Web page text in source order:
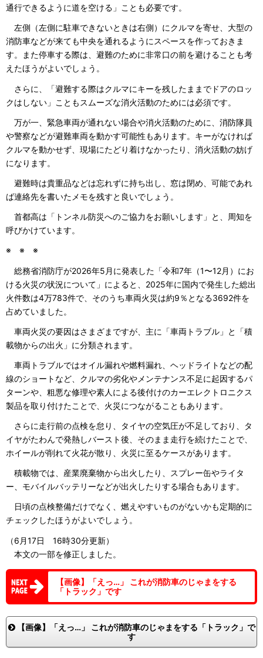
通行できるように道を空ける」ことも必要です。
左側（左側に駐車できないときは右側）にクルマを寄せ、大型の
消防車などが来ても中央を通れるようにスペースを作っておきま
す。また停車する際は、避難のために非常口の前を避けることも考
えたほうがよいでしょう。
さらに、「避難する際はクルマにキーを残したままでドアのロッ
クはしない」こともスムーズな消火活動のためには必須です。
万が一、緊急車両が通れない場合や消火活動のために、消防隊員
や警察などが避難車両を動かす可能性もあります。キーがなければ
クルマを動かせず、現場にたどり着けなかったり、消火活動の妨げ
になります。
避難時は貴重品などは忘れずに持ち出し、窓は閉め、可能であれ
ば連絡先を書いたメモを残すと良いでしょう。
首都高は「トンネル防災へのご協力をお願いします」と、周知を
呼びかけています。
※ ※ ※
総務省消防庁が2026年5月に発表した「令和7年（1〜12月）にお
ける火災の状況について」によると、2025年に国内で発生した総出
火件数は4万783件で、そのうち車両火災は約9％となる3692件を
占めていました。
車両火災の要因はさまざまですが、主に「車両トラブル」と「積
載物からの出火」に分類されます。
車両トラブルではオイル漏れや燃料漏れ、ヘッドライトなどの配
線のショートなど、クルマの劣化やメンテナンス不足に起因するパ
ターンや、粗悪な修理や素人による後付けのカーエレクトロニクス
製品を取り付けたことで、火災につながることもあります。
さらに走行前の点検を怠り、タイヤの空気圧が不足しており、タ
イヤがたわんで発熱しバースト後、そのまま走行を続けたことで、
ホイールが削れて火花が散り、火災に至るケースがあります。
積載物では、産業廃棄物から出火したり、スプレー缶やライタ
ー、モバイルバッテリーなどが出火したりする場合もあります。
日頃の点検整備だけでなく、燃えやすいものがないかも定期的に
チェックしたほうがよいでしょう。
（6月17日 16時30分更新）
本文の一部を修正しました。
【画像】「えっ…」 これが消防車のじゃまをする
「トラック」です
【画像】「えっ…」 これが消防車のじゃまをする「トラック」で
す